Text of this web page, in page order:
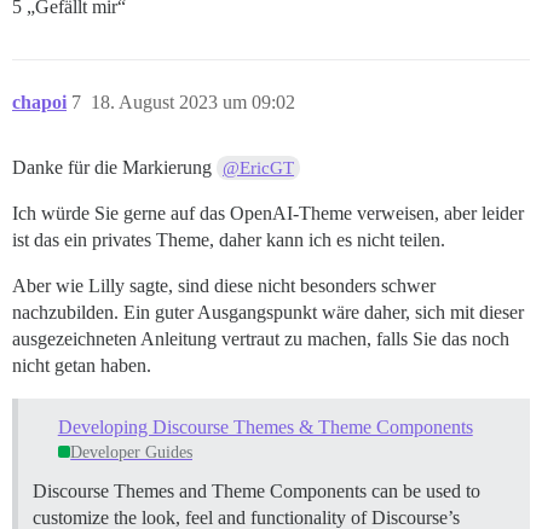
5 „Gefällt mir“
chapoi 18. August 2023 um 09:02
7
Danke für die Markierung @EricGT
Ich würde Sie gerne auf das OpenAI-Theme verweisen, aber leider
ist das ein privates Theme, daher kann ich es nicht teilen.
Aber wie Lilly sagte, sind diese nicht besonders schwer
nachzubilden. Ein guter Ausgangspunkt wäre daher, sich mit dieser
ausgezeichneten Anleitung vertraut zu machen, falls Sie das noch
nicht getan haben.
Developing Discourse Themes & Theme Components
Developer Guides
Discourse Themes and Theme Components can be used to
customize the look, feel and functionality of Discourse’s